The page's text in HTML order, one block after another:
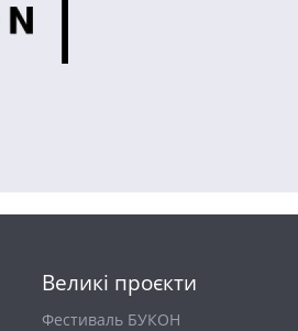
Великі проєкти
Фестиваль БУКОН